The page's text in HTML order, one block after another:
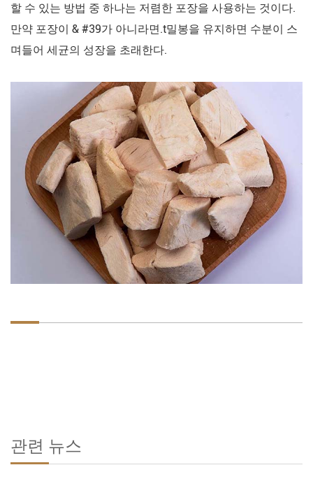
할 수 있는 방법 중 하나는 저렴한 포장을 사용하는 것이다.
만약 포장이 & #39가 아니라면.t밀봉을 유지하면 수분이 스
며들어 세균의 성장을 초래한다.
관련 뉴스